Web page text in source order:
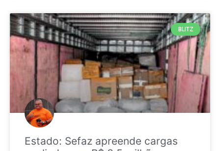
BLITZ
Estado: Sefaz apreende cargas